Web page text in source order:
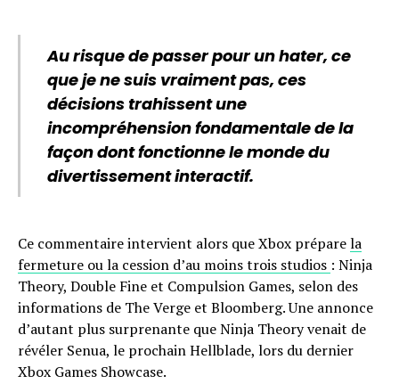
Au risque de passer pour un hater, ce
que je ne suis vraiment pas, ces
décisions trahissent une
incompréhension fondamentale de la
façon dont fonctionne le monde du
divertissement interactif.
Ce commentaire intervient alors que Xbox préparela
fermeture ou la cession d’au moins trois studios : Ninja
Theory, Double Fine et Compulsion Games, selon des
informations de The Verge et Bloomberg. Une annonce
d’autant plus surprenante que Ninja Theory venait de
révéler Senua, le prochain Hellblade, lors du dernier
Xbox Games Showcase.